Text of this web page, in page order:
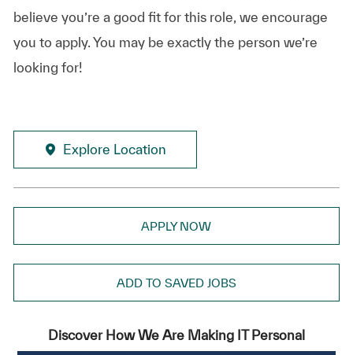
believe you’re a good fit for this role, we encourage
you to apply. You may be exactly the person we’re
looking for!
Explore Location
APPLY NOW
ADD TO SAVED JOBS
Discover How We Are Making IT Personal